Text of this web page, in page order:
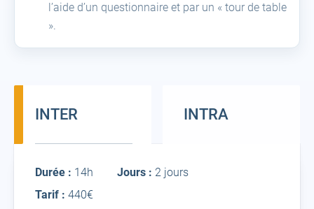
l’aide d’un questionnaire et par un « tour de table
».
INTER INTRA
InterDurée : 14h Jours : 2 jours
Tarif : 440€